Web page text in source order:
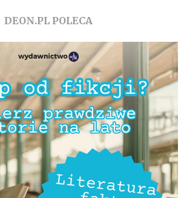
DEON.PL POLECA